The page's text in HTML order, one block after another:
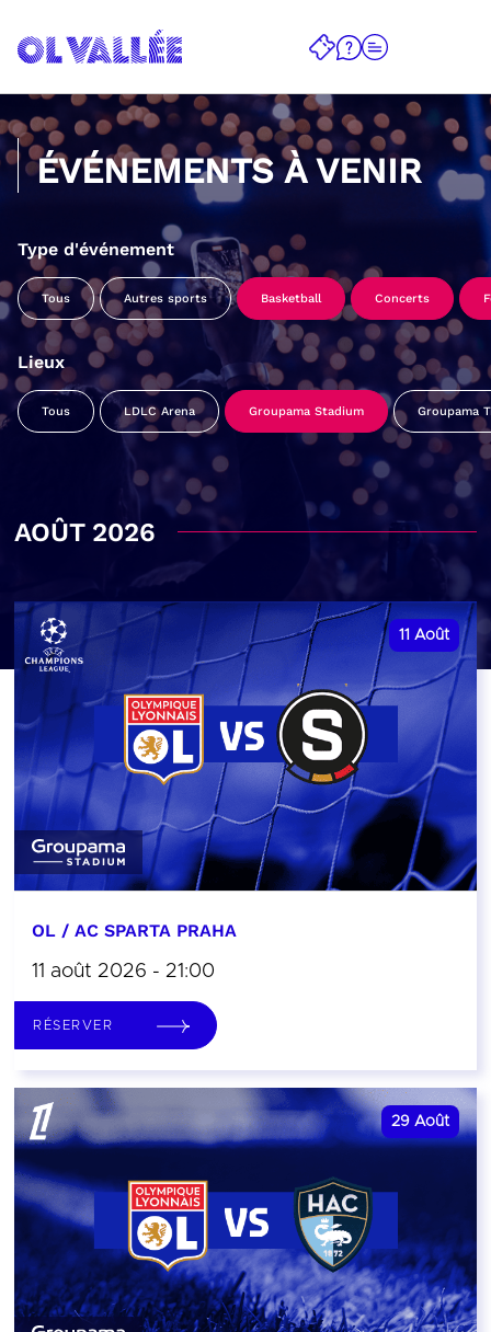
ÉVÉNEMENTS À VENIR
Type d'événement
Tous Autres sports Basketball Concerts
Lieux
Tous LDLC Arena Groupama Stadium Groupama
AOÛT 2026
11 Août
OL / AC SPARTA PRAHA
11 août 2026 - 21:00
RÉSERVER
29 Août